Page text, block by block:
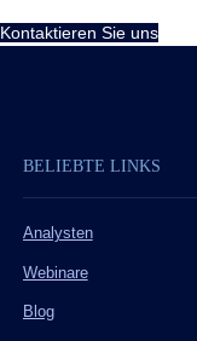
Kontaktieren Sie uns
BELIEBTE LINKS
Analysten
Webinare
Blog